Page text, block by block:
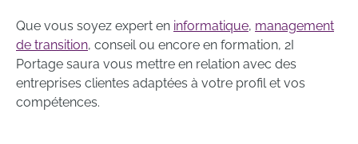
Que vous soyez expert en informatique, management
de transition, conseil ou encore en formation, 2I
Portage saura vous mettre en relation avec des
entreprises clientes adaptées à votre profil et vos
compétences.